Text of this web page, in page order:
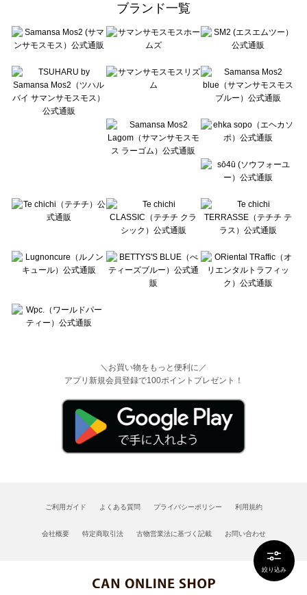
絞り込み
Te chichi（テチチ）の一覧
Te chichi CLASSIC（テチチ クラシック）の一覧
Lugnoncure（ルノンキュール）の一覧
BETTY'S BLUE（べティーズブルー）の一覧
Wpc.（ワールドパーティー）の一覧
ブランド一覧
＼お買い物をもっと便利に／
アプリ新規会員登録で100ポイントプレゼント！
ご利用ガイド よくある質問 プライバシーポリシー 利用規約
会社概要 特定商取引法 古物営業法に基づく記載 お問い合わせ